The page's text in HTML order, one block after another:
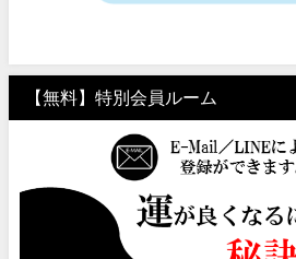
【無料】特別会員ルーム